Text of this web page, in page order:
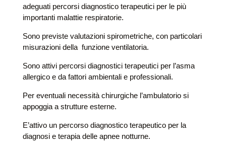
adeguati percorsi diagnostico terapeutici per le più
importanti malattie respiratorie.
Sono previste valutazioni spirometriche, con particolari
misurazioni della funzione ventilatoria.
Sono attivi percorsi diagnostici terapeutici per l’asma
allergico e da fattori ambientali e professionali.
Per eventuali necessità chirurgiche l’ambulatorio si
appoggia a strutture esterne.
E’attivo un percorso diagnostico terapeutico per la
diagnosi e terapia delle apnee notturne.